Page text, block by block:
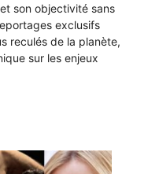
son objectivité sans
exclusifs
reculés de la planète,
sur les enjeux